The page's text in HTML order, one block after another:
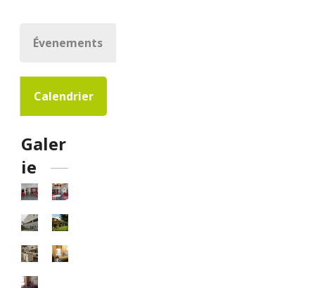
Évenements
Calendrier
Galer
ie